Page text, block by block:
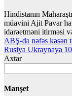
Hindistanın
müavini Ajit Pavar
idarəetməni itirməsi
Yazı
naviqasiyası
ABŞ-da nəfəs kəsən
Rusiya Ukraynaya
Axtar
Manşet